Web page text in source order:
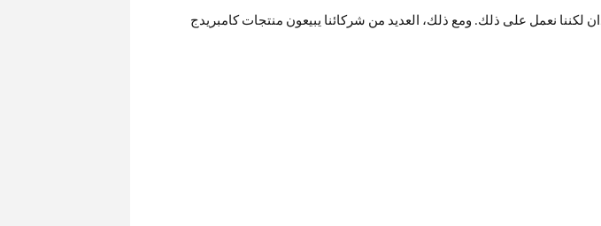
لكننا نعمل على ذلك. ومع ذلك، العديد من شركائنا يبيعون منتجات كامبريدج